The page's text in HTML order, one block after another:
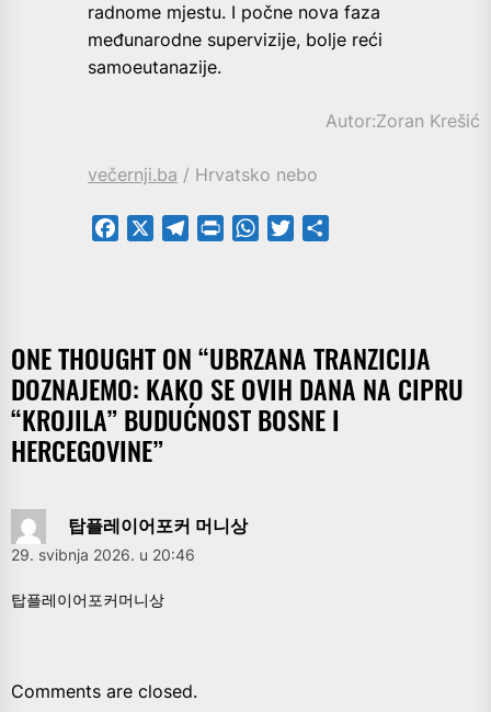
radnome mjestu. I počne nova faza
međunarodne supervizije, bolje reći
samoeutanazije.
Autor:Zoran Krešić
večernji.ba / Hrvatsko nebo
Facebook TelegramPrintFriendly
WhatsApp
Twitter
ONE THOUGHT ON “UBRZANA TRANZICIJA
DOZNAJEMO: KAKO SE OVIH DANA NA CIPRU
“KROJILA” BUDUĆNOST BOSNE I
HERCEGOVINE”
탑플레이어포커 머니상
29. svibnja 2026. u 20:46
탑플레이어포커머니상
Comments are closed.